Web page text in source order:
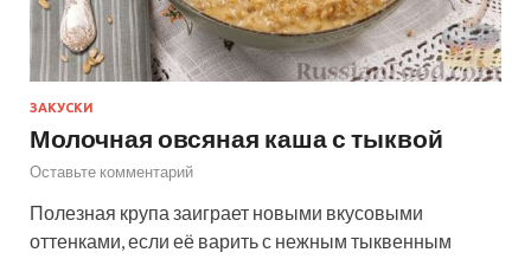
ЗАКУСКИ
Молочная овсяная каша с тыквой
Оставьте комментарий
Полезная крупа заиграет новыми вкусовыми
оттенками, если её варить с нежным тыквенным